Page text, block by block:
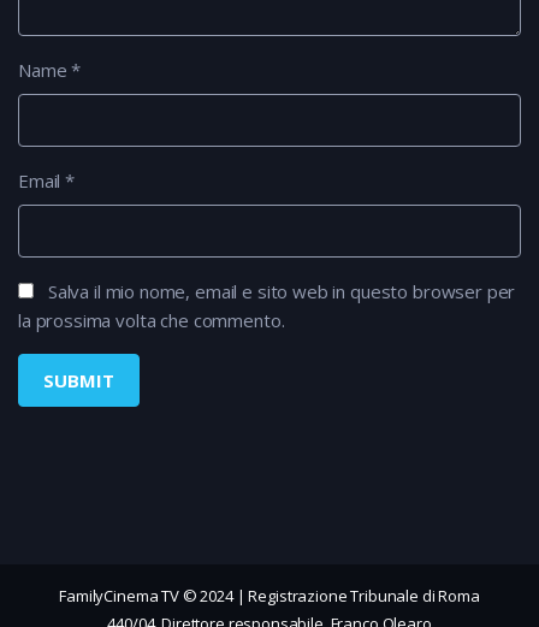
Name*
Email*
Salva il mio nome, email e sito web in questo browser per
la prossima volta che commento.
FamilyCinema TV © 2024 | Registrazione Tribunale di Roma